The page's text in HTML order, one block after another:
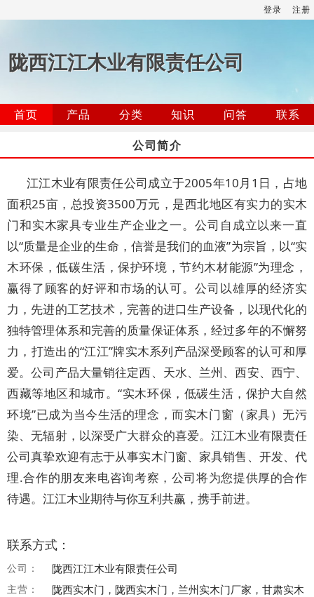
登录 注册
陇西江江木业有限责任公司
首页 产品 分类 知识 问答
联系
公司简介
江江木业有限责任公司成立于2005年10月1日，占地
面积25亩，总投资3500万元，是西北地区有实力的实木
门和实木家具专业生产企业之一。公司自成立以来一直
以“质量是企业的生命，信誉是我们的血液”为宗旨，以“实
木环保，低碳生活，保护环境，节约木材能源”为理念，
赢得了顾客的好评和市场的认可。公司以雄厚的经济实
力，先进的工艺技术，完善的进口生产设备，以现代化的
独特管理体系和完善的质量保证体系，经过多年的不懈努
力，打造出的“江江”牌实木系列产品深受顾客的认可和厚
爱。公司产品大量销往定西、天水、兰州、西安、西宁、
西藏等地区和城市。“实木环保，低碳生活，保护大自然
环境”已成为当今生活的理念，而实木门窗（家具）无污
染、无辐射，以深受广大群众的喜爱。江江木业有限责任
公司真挚欢迎有志于从事实木门窗、家具销售、开发、代
理.合作的朋友来电咨询考察，公司将为您提供厚的合作
待遇。江江木业期待与你互利共赢，携手前进。
联系方式：
公司： 陇西江江木业有限责任公司
主营：
陇西实木门，陇西实木门，兰州实木门厂家，甘肃实木